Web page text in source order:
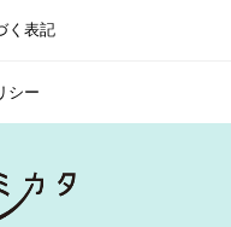
く表記
シー